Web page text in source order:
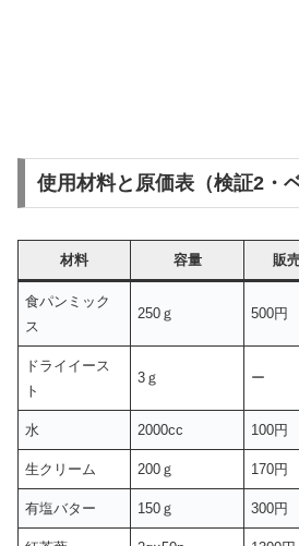
使用材料と原価表（検証2・
材料 容量 販
食パンミック
ス
250ｇ 500円
ドライイース
ト
3ｇ ー
水 2000cc 100円
生クリーム 200ｇ 170円
有塩バター 150ｇ 300円